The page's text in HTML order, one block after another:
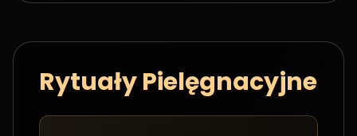
Rytuały Pielęgnacyjne